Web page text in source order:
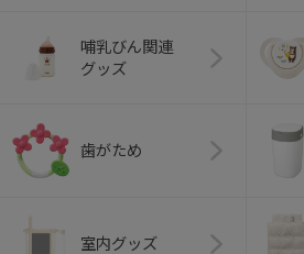
哺乳びん関連
グッズ
歯がため
室内グッズ